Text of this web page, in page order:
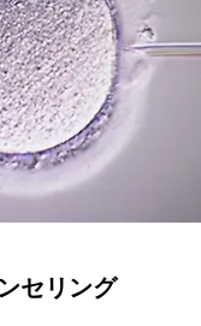
セリング